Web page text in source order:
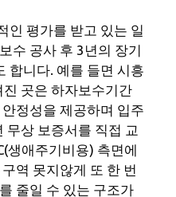
인 평가를 받고 있는 일
수 공사 후 3년의 장기
합니다. 예를 들면 시흥
곳은 하자보수기간
정성을 제공하며 입주
무상 보증서를 직접 교
생애주기비용) 측면에
역 못지않게 또 한 번
줄일 수 있는 구조가